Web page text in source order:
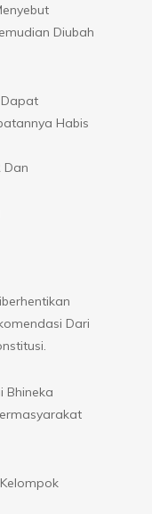
Diubah
Dapat
Habis
Dan
Dari
Bhineka